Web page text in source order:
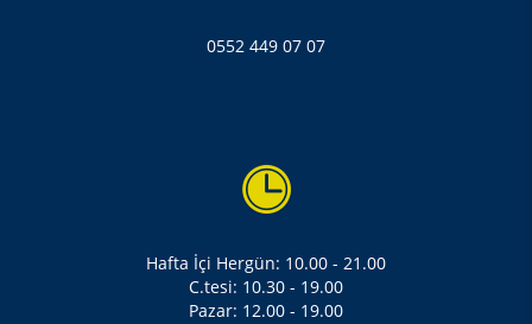
0552 449 07 07
Hafta İçi Hergün: 10.00 - 21.00
C.tesi: 10.30 - 19.00
Pazar: 12.00 - 19.00